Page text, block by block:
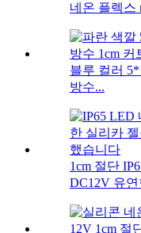
네온 플렉스
블루 컬러
방수...
1cm 절단
DC12V 유연